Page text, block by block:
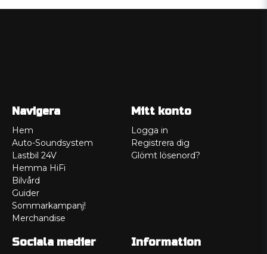
Navigera
Hem
Auto-Soundsystem
Lastbil 24V
Hemma HiFi
Bilvård
Guider
Sommarkampanj!
Merchandise
Mitt konto
Logga in
Registrera dig
Glömt lösenord?
Sociala medier Information